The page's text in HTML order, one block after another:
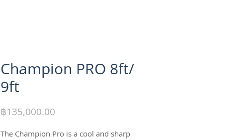
Champion PRO 8ft/
9ft
฿135,000.00
The Champion Pro is a cool and sharp